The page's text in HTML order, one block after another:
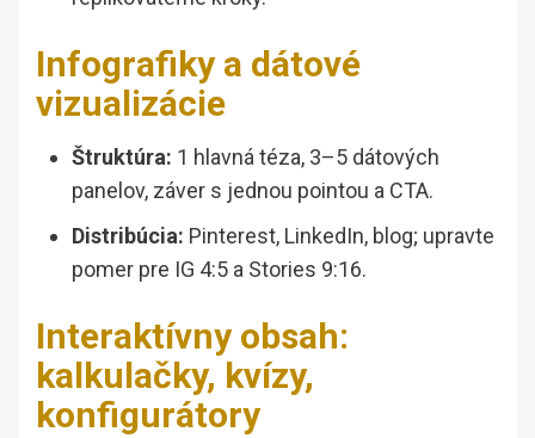
Infografiky a dátové
vizualizácie
Štruktúra: 1 hlavná téza, 3–5 dátových
panelov, záver s jednou pointou a CTA.
Distribúcia: Pinterest, LinkedIn, blog; upravte
pomer pre IG 4:5 a Stories 9:16.
Interaktívny obsah:
kalkulačky, kvízy,
konfigurátory